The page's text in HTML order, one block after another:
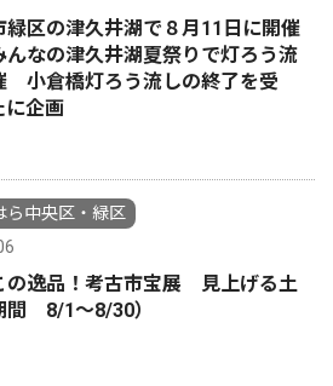
緑区の津久井湖で８月11日に開催
んなの津久井湖夏祭りで灯ろう流
小倉橋灯ろう流しの終了を受
に企画
ら中央区・緑区
の逸品！考古市宝展 見上げる土
間 8/1〜8/30）